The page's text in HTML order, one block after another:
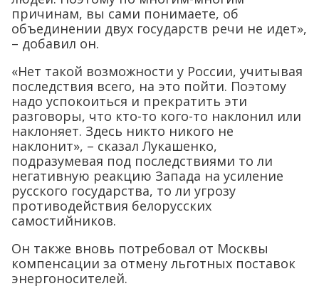
причинам, вы сами понимаете, об
объединении двух государств речи не идет»,
– добавил он.
«Нет такой возможности у России, учитывая
последствия всего, на это пойти. Поэтому
надо успокоиться и прекратить эти
разговоры, что кто-то кого-то наклонил или
наклоняет. Здесь никто никого не
наклонит», – сказал Лукашенко,
подразумевая под последствиями то ли
негативную реакцию Запада на усиление
русского государства, то ли угрозу
противодействия белорусских
самостийников.
Он также вновь потребовал от Москвы
компенсации за отмену льготных поставок
энергоносителей.